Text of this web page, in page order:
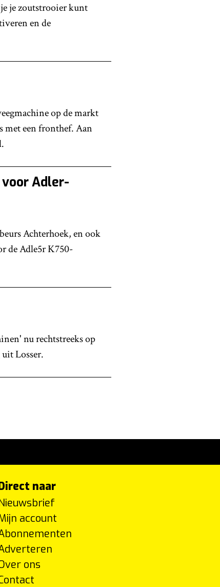
je zoutstrooier kunt
en de
op de markt
met een fronthef. Aan
Adler-
Achterhoek, en ook
de Adle5r K750-
nu rechtstreeks op
Losser.
naar
account
ons